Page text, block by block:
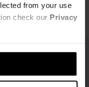
from your use
check our Privacy